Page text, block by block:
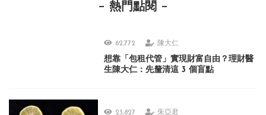
熱門點閱
62,772 陳大仁
想靠「包租代管」實現財富自由？理財醫
生陳大仁：先釐清這 3 個盲點
23,827 朱亞君